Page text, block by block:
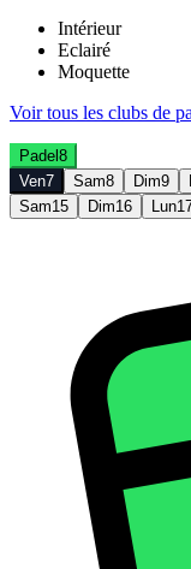
Intérieur
Eclairé
Moquette
Voir tous les clubs de
Padel 8
Ven7 Sam8 Dim9
Sam15 Dim16 Lun